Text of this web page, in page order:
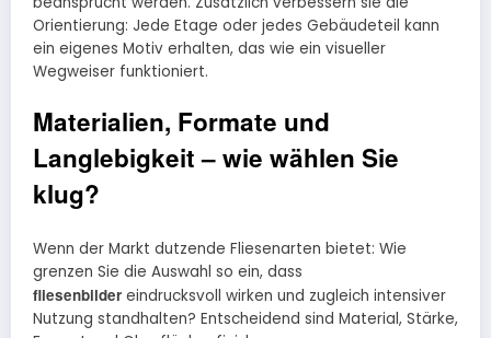
Orientierung: Jede Etage oder jedes Gebäudeteil kann
ein eigenes Motiv erhalten, das wie ein visueller
Wegweiser funktioniert.
Materialien, Formate und
Langlebigkeit – wie wählen Sie
klug?
Wenn der Markt dutzende Fliesenarten bietet: Wie
grenzen Sie die Auswahl so ein, dass
fliesenbilder eindrucksvoll wirken und zugleich intensiver
Nutzung standhalten? Entscheidend sind Material, Stärke,